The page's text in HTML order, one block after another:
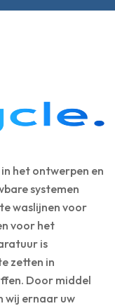
het ontwerpen en
systemen
waslijnen voor
voor het
is
zetten in
Door middel
wij ernaar uw